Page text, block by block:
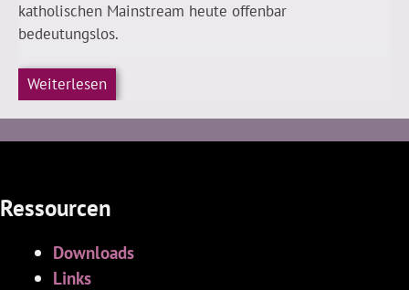
katholischen Mainstream heute offenbar
bedeutungslos.
Weiterlesen
Ressourcen
Downloads
Links